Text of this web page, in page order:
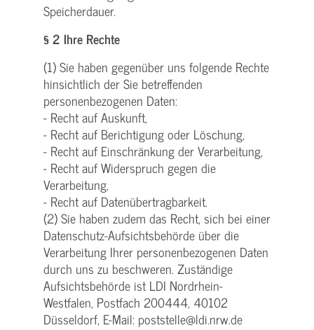
Speicherdauer.
§ 2 Ihre Rechte
(1) Sie haben gegenüber uns folgende Rechte
hinsichtlich der Sie betreffenden
personenbezogenen Daten:
- Recht auf Auskunft,
- Recht auf Berichtigung oder Löschung,
- Recht auf Einschränkung der Verarbeitung,
- Recht auf Widerspruch gegen die
Verarbeitung,
- Recht auf Datenübertragbarkeit.
(2) Sie haben zudem das Recht, sich bei einer
Datenschutz-Aufsichtsbehörde über die
Verarbeitung Ihrer personenbezogenen Daten
durch uns zu beschweren. Zuständige
Aufsichtsbehörde ist LDI Nordrhein-
Westfalen, Postfach 200444, 40102
Düsseldorf, E-Mail: poststelle@ldi.nrw.de